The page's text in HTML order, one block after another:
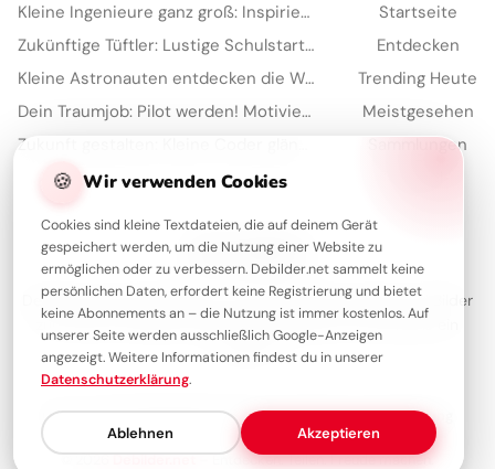
🍪 Wir verwenden Cookies
Cookies sind kleine Textdateien, die auf deinem Gerät
gespeichert werden, um die Nutzung einer Website zu
ermöglichen oder zu verbessern. Debilder.net sammelt keine
persönlichen Daten, erfordert keine Registrierung und bietet
keine Abonnements an – die Nutzung ist immer kostenlos. Auf
unserer Seite werden ausschließlich Google-Anzeigen
angezeigt. Weitere Informationen findest du in unserer
Datenschutzerklärung.
Ablehnen Akzeptieren
Kleine Ingenieure ganz groß: Inspirierende Schulstart-Bilder für WhatsApp!
Zukünftige Tüftler: Lustige Schulstart-Grüße für Facebook
Kleine Astronauten entdecken die Welt: Schulstart-Bilder für YouTube
Dein Traumjob: Pilot werden! Motivierende Bilder für YouTube
Startseite
Entdecken
Trending Heute
Meistgesehen
Sammlungen
Über Debilder
Debilder ist deine Plattform für die schönsten Grüße und Bilder
zum Teilen. Entdecke unsere Sammlung und verschenke ein
Lächeln!
Über unsKontaktRedaktionImpressumDatenschutzerklärung
© 2026Debilder.net– Entdecken. Teilen. Freude machen.